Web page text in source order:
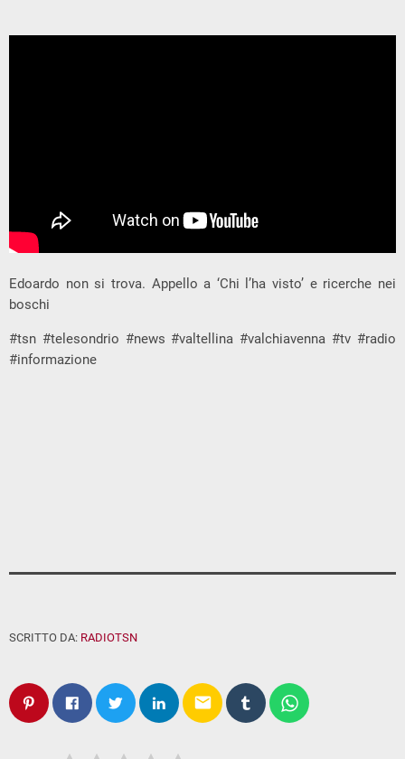
Edoardo non si trova. Appello a ‘Chi l’ha visto’ e ricerche nei
boschi
#tsn #telesondrio #news #valtellina #valchiavenna #tv #radio
#informazione
SCRITTO DA: RADIOTSN
email